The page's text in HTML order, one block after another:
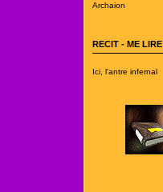
Archaion
RECIT - ME LIRE
Ici, l'antre infernal